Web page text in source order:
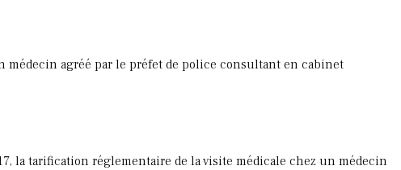
médecin agréé par le préfet de police consultant en cabinet
la tarification réglementaire de la visite médicale chez un médecin